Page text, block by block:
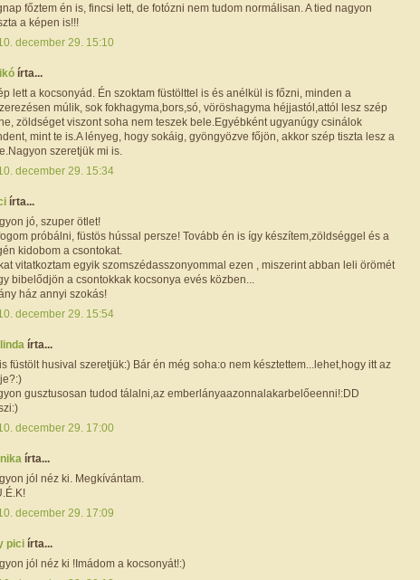
főztem én is, fincsi lett, de fotózni nem tudom normálisan. A tied nagyon
a képen is!!!
december 29. 15:10
írta...
lett a kocsonyád. Én szoktam füstölttel is és anélkül is főzni, minden a
múlik, sok fokhagyma,bors,só, vöröshagyma héjjastól,attól lesz szép
zöldséget viszont soha nem teszek bele.Egyébként ugyanúgy csinálok
mint te is.A lényeg, hogy sokáig, gyöngyözve főjön, akkor szép tiszta lesz a
szeretjük mi is.
december 29. 15:34
írta...
jó, szuper ötlet!
próbálni, füstös hússal persze! Tovább én is így készítem,zöldséggel és a
kidobom a csontokat.
vitatkoztam egyik szomszédasszonyommal ezen , miszerint abban leli örömét
bibelődjön a csontokkak kocsonya evés közben...
ház annyi szokás!
december 29. 15:54
írta...
füstölt husival szeretjük:) Bár én még soha:o nem késztettem...lehet,hogy itt az
gusztusosan tudod tálalni,az emberlányaazonnalakarbelőeenni!:DD
december 29. 17:00
írta...
jól néz ki. Megkívántam.
december 29. 17:09
pici írta...
jól néz ki !Imádom a kocsonyát!:)